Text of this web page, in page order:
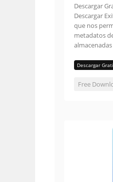
Descargar
Descargar
que nos
metadatos
Descargar
Free